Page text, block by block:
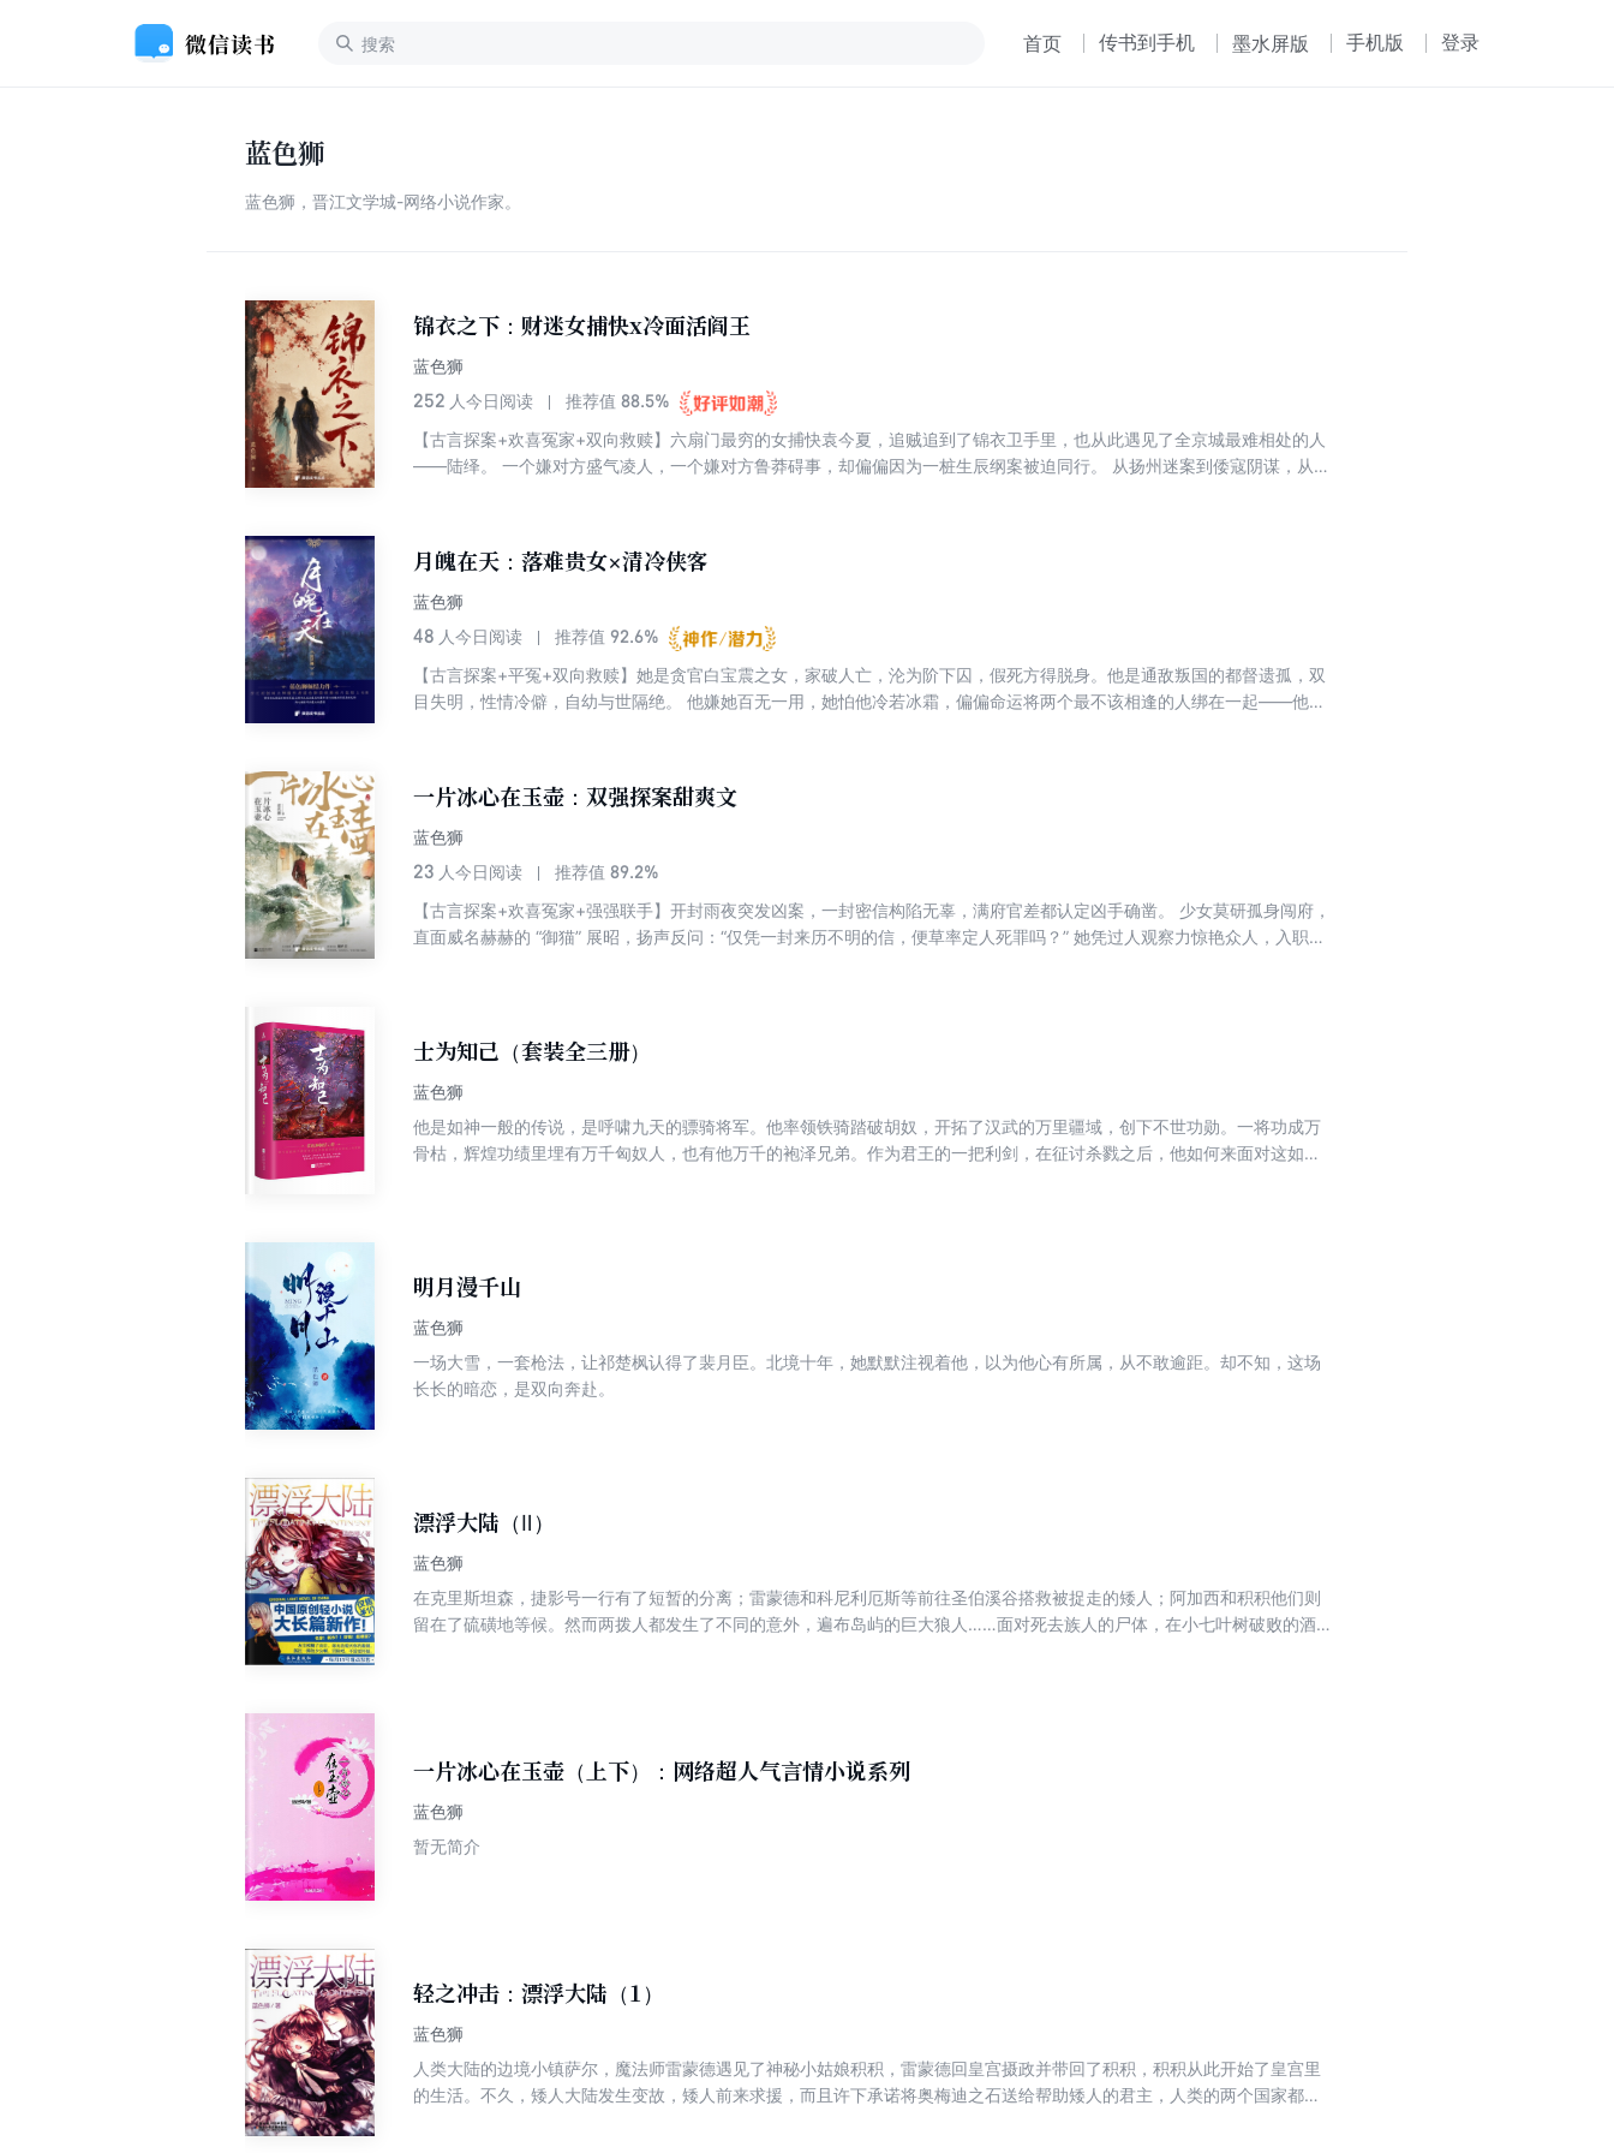
首页 传书到手机 墨水屏版 手机版 登录
蓝色狮
蓝色狮，晋江文学城-网络小说作家。
锦衣之下：财迷女捕快x冷面活阎王
蓝色狮
252 人今日阅读 推荐值 88.5%
【古言探案+欢喜冤家+双向救赎】六扇门最穷的女捕快袁今夏，追贼追到了锦衣卫手里，也从此遇见了全京城最难相处的人
——陆绎。 一个嫌对方盛气凌人，一个嫌对方鲁莽碍事，却偏偏因为一桩生辰纲案被迫同行。 从扬州迷案到倭寇阴谋，从江
月魄在天：落难贵女×清冷侠客
蓝色狮
48 人今日阅读 推荐值 92.6%
【古言探案+平冤+双向救赎】她是贪官白宝震之女，家破人亡，沦为阶下囚，假死方得脱身。他是通敌叛国的都督遗孤，双
目失明，性情冷僻，自幼与世隔绝。 他嫌她百无一用，她怕他冷若冰霜，偏偏命运将两个最不该相逢的人绑在一起——他的
一片冰心在玉壶：双强探案甜爽文
蓝色狮
23 人今日阅读 推荐值 89.2%
【古言探案+欢喜冤家+强强联手】开封雨夜突发凶案，一封密信构陷无辜，满府官差都认定凶手确凿。 少女莫研孤身闯府，
直面威名赫赫的 “御猫” 展昭，扬声反问：“仅凭一封来历不明的信，便草率定人死罪吗？” 她凭过人观察力惊艳众人，入职开
士为知己（套装全三册）
蓝色狮
他是如神一般的传说，是呼啸九天的骠骑将军。他率领铁骑踏破胡奴，开拓了汉武的万里疆域，创下不世功勋。一将功成万
骨枯，辉煌功绩里埋有万千匈奴人，也有他万千的袍泽兄弟。作为君王的一把利剑，在征讨杀戮之后，他如何来面对这如山
明月漫千山
蓝色狮
一场大雪，一套枪法，让祁楚枫认得了裴月臣。北境十年，她默默注视着他，以为他心有所属，从不敢逾距。却不知，这场
长长的暗恋，是双向奔赴。
漂浮大陆（Ⅱ）
蓝色狮
在克里斯坦森，捷影号一行有了短暂的分离；雷蒙德和科尼利厄斯等前往圣伯溪谷搭救被捉走的矮人；阿加西和积积他们则
留在了硫磺地等候。然而两拨人都发生了不同的意外，遍布岛屿的巨大狼人……面对死去族人的尸体，在小七叶树破败的酒
一片冰心在玉壶（上下）：网络超人气言情小说系列
蓝色狮
暂无简介
轻之冲击：漂浮大陆（1）
蓝色狮
人类大陆的边境小镇萨尔，魔法师雷蒙德遇见了神秘小姑娘积积，雷蒙德回皇宫摄政并带回了积积，积积从此开始了皇宫里
的生活。不久，矮人大陆发生变故，矮人前来求援，而且许下承诺将奥梅迪之石送给帮助矮人的君主，人类的两个国家都派